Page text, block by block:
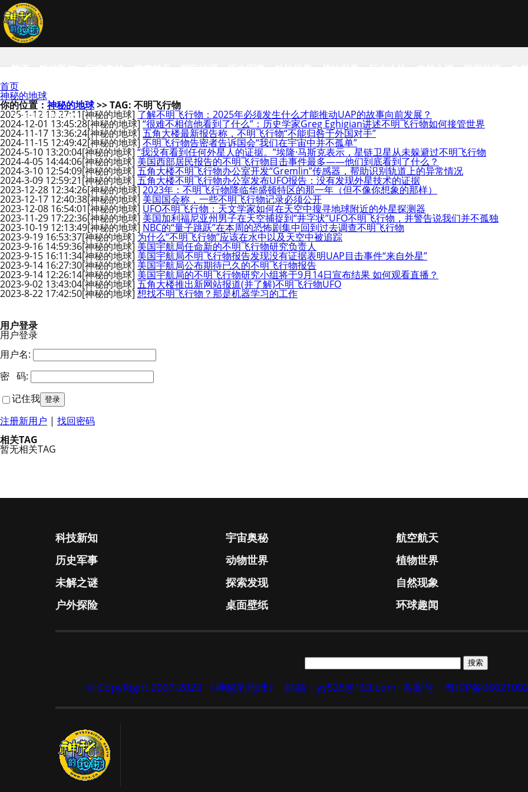
首页 科技新知 宇宙奥秘 航空航天 国家地理 历史军事 动物世界 植物世界 远古生物 未解之谜 探索发现 自
SCIENCE NEWS
首页
神秘的地球
你的位置：神秘的地球>> TAG: 不明飞行物
2025-1-12 13:27:11[神秘的地球] 了解不明飞行物：2025年必须发生什么才能推动UAP的故事向前发展？
2024-12-01 13:45:28[神秘的地球] “很难不相信他看到了什么”：历史学家Greg Eghigian讲述不明飞行物如何接管世界
2024-11-17 13:36:24[神秘的地球] 五角大楼最新报告称，不明飞行物“不能归咎于外国对手”
2024-11-15 12:49:42[神秘的地球] 不明飞行物告密者告诉国会“我们在宇宙中并不孤单”
2024-5-10 13:20:04[神秘的地球] “我没有看到任何外星人的证据。”埃隆·马斯克表示，星链卫星从未躲避过不明飞行物
2024-4-05 14:44:06[神秘的地球] 美国西部居民报告的不明飞行物目击事件最多——他们到底看到了什么？
2024-3-10 12:54:09[神秘的地球] 五角大楼不明飞行物办公室开发“Gremlin”传感器，帮助识别轨道上的异常情况
2024-3-09 12:59:21[神秘的地球] 五角大楼不明飞行物办公室发布UFO报告：没有发现外星技术的证据
2023-12-28 12:34:26[神秘的地球] 2023年：不明飞行物降临华盛顿特区的那一年（但不像你想象的那样）
2023-12-17 12:40:38[神秘的地球] 美国国会称，一些不明飞行物记录必须公开
2023-12-08 16:54:01[神秘的地球] UFO不明飞行物：天文学家如何在天空中搜寻地球附近的外星探测器
2023-11-29 17:22:36[神秘的地球] 美国加利福尼亚州男子在天空捕捉到“井字状”UFO不明飞行物，并警告说我们并不孤独
2023-10-19 12:13:49[神秘的地球] NBC的“量子跳跃”在本周的恐怖剧集中回到过去调查不明飞行物
2023-9-19 16:53:37[神秘的地球] 为什么“不明飞行物”应该在水中以及天空中被追踪
2023-9-16 14:59:36[神秘的地球] 美国宇航局任命新的不明飞行物研究负责人
2023-9-15 16:11:34[神秘的地球] 美国宇航局不明飞行物报告发现没有证据表明UAP目击事件“来自外星”
2023-9-14 16:27:30[神秘的地球] 美国宇航局公布期待已久的不明飞行物报告
2023-9-14 12:26:14[神秘的地球] 美国宇航局的不明飞行物研究小组将于9月14日宣布结果 如何观看直播？
2023-9-02 13:43:04[神秘的地球] 五角大楼推出新网站报道(并了解)不明飞行物UFO
2023-8-22 17:42:50[神秘的地球] 想找不明飞行物？那是机器学习的工作
用户登录
用户登录
用户名:
密 码:
记住我
注册新用户 | 找回密码
相关TAG
暂无相关TAG
科技新知 宇宙奥秘 航空航天
历史军事
动物世界 植物世界
未解之谜
探索发现 自然现象
户外探险
桌面壁纸 环球趣闻
© CopyRight 2007-2023 《神秘的地球》 邮箱：yy525@163.com 备案号：粤ICP备